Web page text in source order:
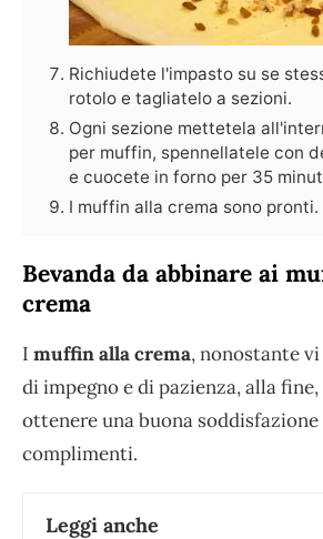
Richiudete l'impasto su se
rotolo e tagliatelo a sezioni.
Ogni sezione mettetela
per muffin, spennellatele con
e cuocete in forno per 35
I muffin alla crema sono pronti.
Bevanda da abbinare ai
crema
I muffin alla crema, nonostante
di impegno e di pazienza, alla
ottenere una buona soddisfazione
complimenti.
Leggi anche